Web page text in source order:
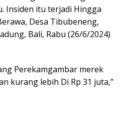
Insiden itu terjadi Hingga
Desa Tibubeneng,
Bali, Rabu (26/6/2024)
Perekamgambar merek
kurang lebih Di Rp 31 juta,”